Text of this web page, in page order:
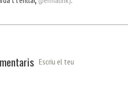
ei
Escriu el teu